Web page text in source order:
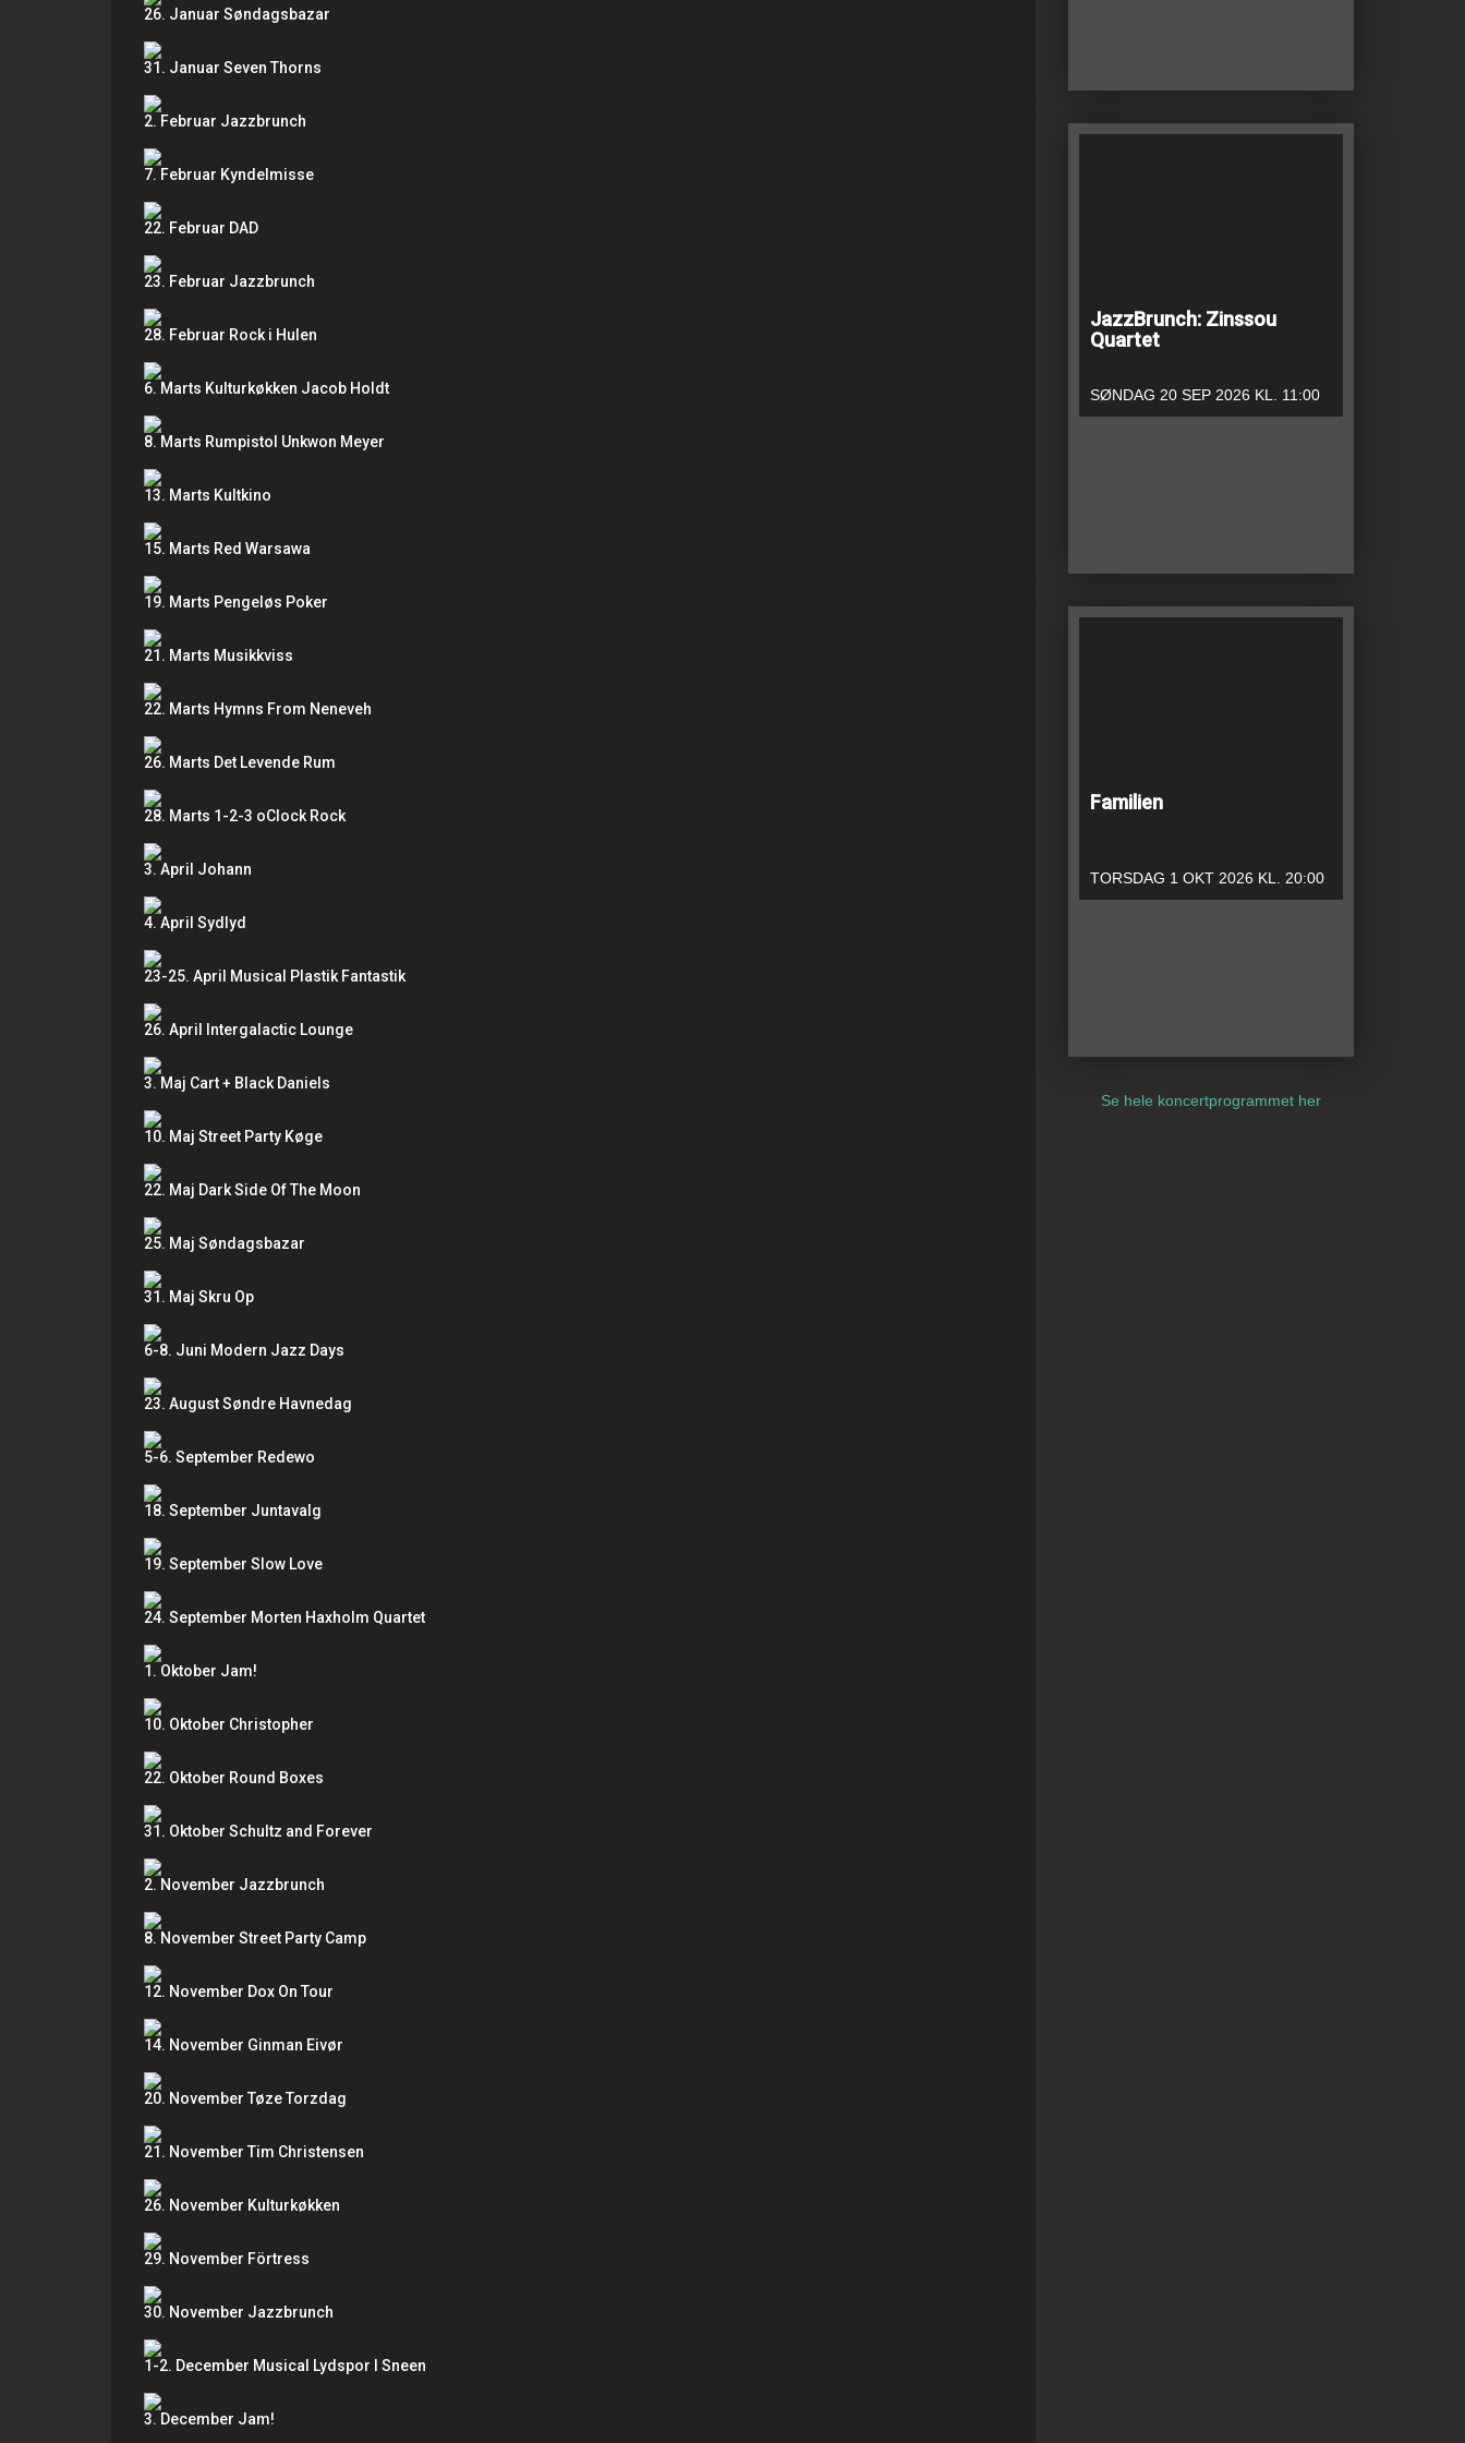
26. Januar Søndagsbazar
31. Januar Seven Thorns
2. Februar Jazzbrunch
7. Februar Kyndelmisse
22. Februar DAD
23. Februar Jazzbrunch
28. Februar Rock i Hulen
6. Marts Kulturkøkken Jacob Holdt
8. Marts Rumpistol Unkwon Meyer
13. Marts Kultkino
15. Marts Red Warsawa
19. Marts Pengeløs Poker
21. Marts Musikkviss
22. Marts Hymns From Neneveh
26. Marts Det Levende Rum
28. Marts 1-2-3 oClock Rock
3. April Johann
4. April Sydlyd
23-25. April Musical Plastik Fantastik
26. April Intergalactic Lounge
3. Maj Cart + Black Daniels
10. Maj Street Party Køge
22. Maj Dark Side Of The Moon
25. Maj Søndagsbazar
31. Maj Skru Op
6-8. Juni Modern Jazz Days
23. August Søndre Havnedag
5-6. September Redewo
18. September Juntavalg
19. September Slow Love
24. September Morten Haxholm Quartet
1. Oktober Jam!
10. Oktober Christopher
22. Oktober Round Boxes
31. Oktober Schultz and Forever
2. November Jazzbrunch
8. November Street Party Camp
12. November Dox On Tour
14. November Ginman Eivør
20. November Tøze Torzdag
21. November Tim Christensen
26. November Kulturkøkken
29. November Förtress
30. November Jazzbrunch
1-2. December Musical Lydspor I Sneen
3. December Jam!
JazzBrunch: Zinssou
Quartet
SØNDAG 20 SEP 2026 KL. 11:00
Familien
TORSDAG 1 OKT 2026 KL. 20:00
Se hele koncertprogrammet her